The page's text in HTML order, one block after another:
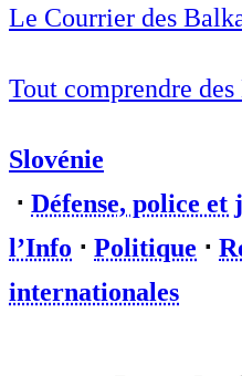
Le Courrier des
Tout comprendre
Slovénie
⋅ Défense, police et
l’Info ⋅ Politique ⋅
internationales